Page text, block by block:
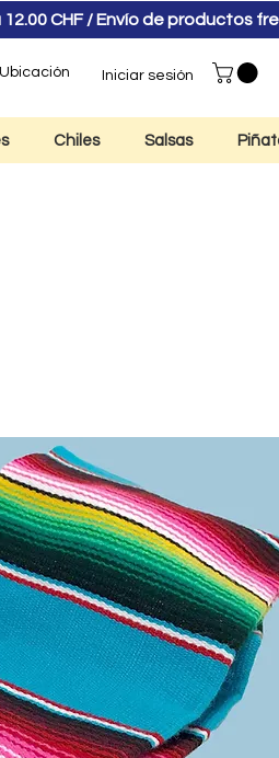
CHF / Envío de productos
Iniciar sesión
Chiles Salsas